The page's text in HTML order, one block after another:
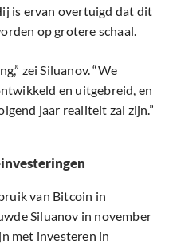
is ervan overtuigd dat dit
op grotere schaal.
zei Siluanov. “We
en uitgebreid, en
jaar realiteit zal zijn.”
van Bitcoin in
Siluanov in november
met investeren in